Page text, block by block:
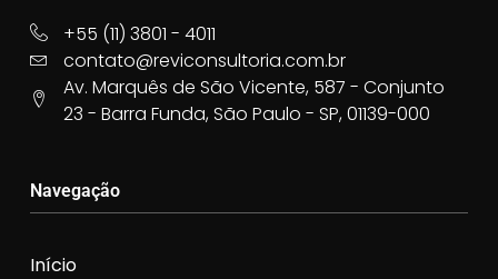
+55 (11) 3801 - 4011
contato@reviconsultoria.com.br
Av. Marquês de São Vicente, 587 - Conjunto
23 - Barra Funda, São Paulo - SP, 01139-000
Navegação
Início